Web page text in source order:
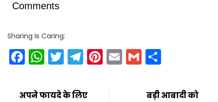
Comments
Sharing Is Caring:
Facebook
WhatsApp
Twitter
Telegram
Pinterest
EmailGmail
अपने फायदे के लिए
बड़ी आबादी को